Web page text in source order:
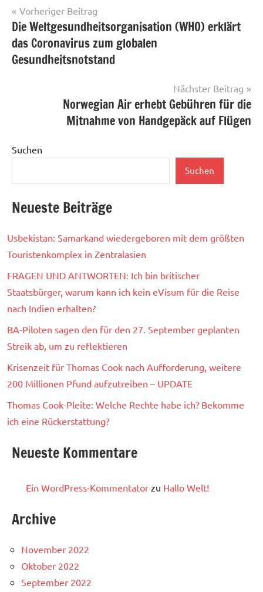
Beitragsnavigation
Vorheriger Beitrag
Die Weltgesundheitsorganisation (WHO) erklärt
das Coronavirus zum globalen
Gesundheitsnotstand
Nächster Beitrag
Norwegian Air erhebt Gebühren für die
Mitnahme von Handgepäck auf Flügen
Suchen
Suchen
Neueste Beiträge
Usbekistan: Samarkand wiedergeboren mit dem größten
Touristenkomplex in Zentralasien
FRAGEN UND ANTWORTEN: Ich bin britischer
Staatsbürger, warum kann ich kein eVisum für die Reise
nach Indien erhalten?
BA-Piloten sagen den für den 27. September geplanten
Streik ab, um zu reflektieren
Krisenzeit für Thomas Cook nach Aufforderung, weitere
200 Millionen Pfund aufzutreiben – UPDATE
Thomas Cook-Pleite: Welche Rechte habe ich? Bekomme
ich eine Rückerstattung?
Neueste Kommentare
Ein WordPress-Kommentator zu Hallo Welt!
Archive
November 2022
Oktober 2022
September 2022